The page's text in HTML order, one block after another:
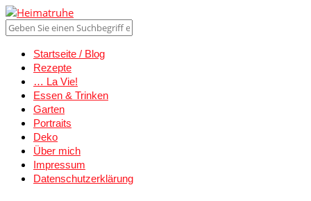
Startseite / Blog
Rezepte
… La Vie!
Essen & Trinken
Garten
Portraits
Deko
Über mich
Impressum
Datenschutzerklärung